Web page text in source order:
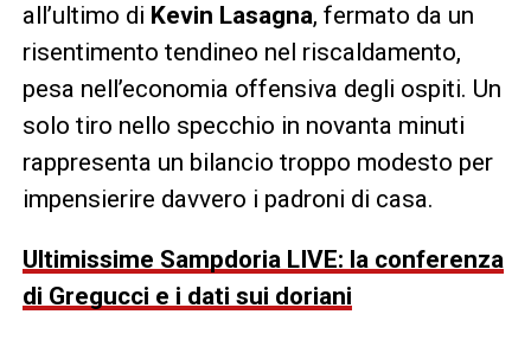
all’ultimo di Kevin Lasagna, fermato da un
risentimento tendineo nel riscaldamento,
pesa nell’economia offensiva degli ospiti. Un
solo tiro nello specchio in novanta minuti
rappresenta un bilancio troppo modesto per
impensierire davvero i padroni di casa.
Ultimissime Sampdoria LIVE: la conferenza
di Gregucci e i dati sui doriani